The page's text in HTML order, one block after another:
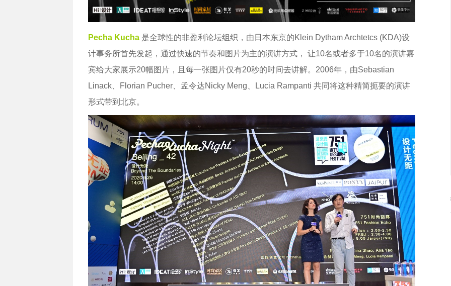
Pecha Kucha是全球性的非盈利论坛组织，由日本东京的Klein Dytham Archtetcs (KDA)设
计事务所首先发起，通过快速的节奏和图片为主的演讲方式， 让10名或者多于10名的演讲嘉
宾给大家展示20幅图片，且每一张图片仅有20秒的时间去讲解。2006年，由Sebastian
Linack、Florian Pucher、孟令达Nicky Meng、Lucia Rampanti 共同将这种精简扼要的演讲
形式带到北京。